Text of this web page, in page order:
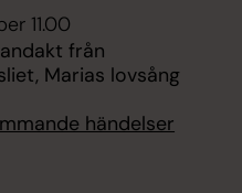
11.00
från
Marias lovsång
händelser